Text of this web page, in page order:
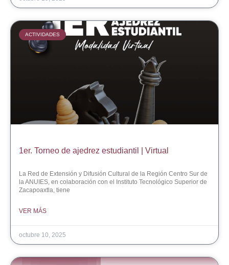
ACTIVIDADES
1er. Torneo de ajedrez estudiantil | Virtual
La Red de Extensión y Difusión Cultural de la Región Centro Sur de
la ANUIES, en colaboración con el Instituto Tecnológico Superior de
Zacapoaxtla, tiene
VER MÁS
octubre 10, 2025